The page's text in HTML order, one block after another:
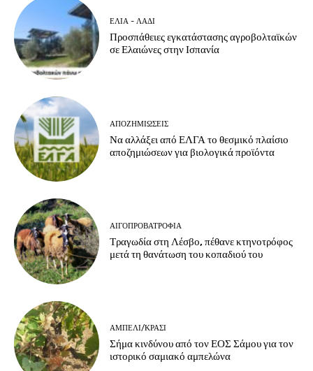
ΕΛΙΆ - ΛΆΔΙ
Προσπάθειες εγκατάστασης αγροβολταϊκών
σε Ελαιώνες στην Ισπανία
ΑΠΟΖΗΜΙΏΣΕΙΣ
Να αλλάξει από ΕΛΓΑ το θεσμικό πλαίσιο
αποζημιώσεων για βιολογικά προϊόντα
ΑΙΓΟΠΡΟΒΑΤΡΟΦΊΑ
Τραγωδία στη Λέσβο, πέθανε κτηνοτρόφος
μετά τη θανάτωση του κοπαδιού του
ΑΜΠΈΛΙ/ΚΡΑΣΊ
Σήμα κινδύνου από τον ΕΟΣ Σάμου για τον
ιστορικό σαμιακό αμπελώνα